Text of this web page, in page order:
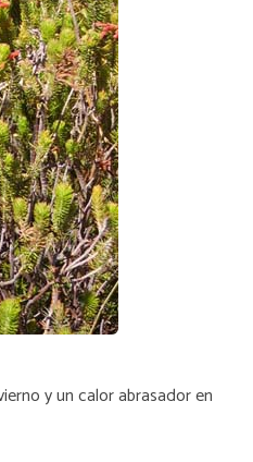
y un calor abrasador en